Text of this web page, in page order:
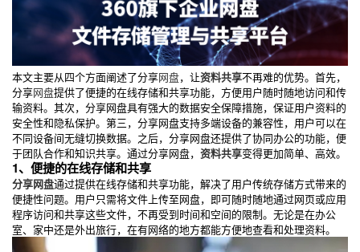
本文主要从四个方面阐述了分享网盘，让资料共享不再难的优势。首先，
分享网盘提供了便捷的在线存储和共享功能，方便用户随时随地访问和传
输资料。其次，分享网盘具有强大的数据安全保障措施，保证用户资料的
安全性和隐私保护。第三，分享网盘支持多端设备的兼容性，用户可以在
不同设备间无缝切换数据。之后，分享网盘还提供了协同办公的功能，便
于团队合作和知识共享。通过分享网盘， 资料共享变得更加简单、高效。
1、便捷的在线存储和共享
分享网盘通过提供在线存储和共享功能，解决了用户传统存储方式带来的
便捷性问题。用户只需将文件上传至网盘，即可随时随地通过网页或应用
程序访问和共享这些文件，不再受到时间和空间的限制。无论是在办公
室、家中还是外出旅行，在有网络的地方都能方便地查看和处理资料。